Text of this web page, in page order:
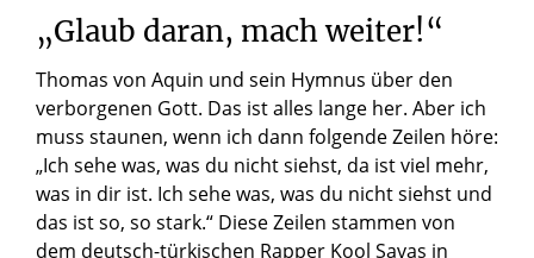
„Glaub daran, machweiter!“
Thomas von Aquin und sein Hymnus über den
verborgenen Gott. Das ist alles lange her. Aber ich
muss staunen, wenn ich dann folgende Zeilen höre:
„Ich sehe was, was du nicht siehst, da ist viel mehr,
was in dir ist. Ich sehe was, was du nicht siehst und
das ist so, so stark.“ Diese Zeilen stammen von
dem deutsch-türkischen Rapper Kool Savas in